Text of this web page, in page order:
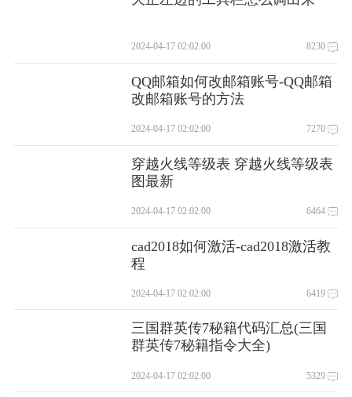
2024-04-17 02:02:00 8230
QQ邮箱如何改邮箱账号-QQ邮箱
改邮箱账号的方法
2024-04-17 02:02:00 7270
穿越火线等级表 穿越火线等级表
图最新
2024-04-17 02:02:00 6464
cad2018如何激活-cad2018激活教
程
2024-04-17 02:02:00 6419
三国群英传7秘籍代码汇总(三国
群英传7秘籍指令大全)
2024-04-17 02:02:00 5329